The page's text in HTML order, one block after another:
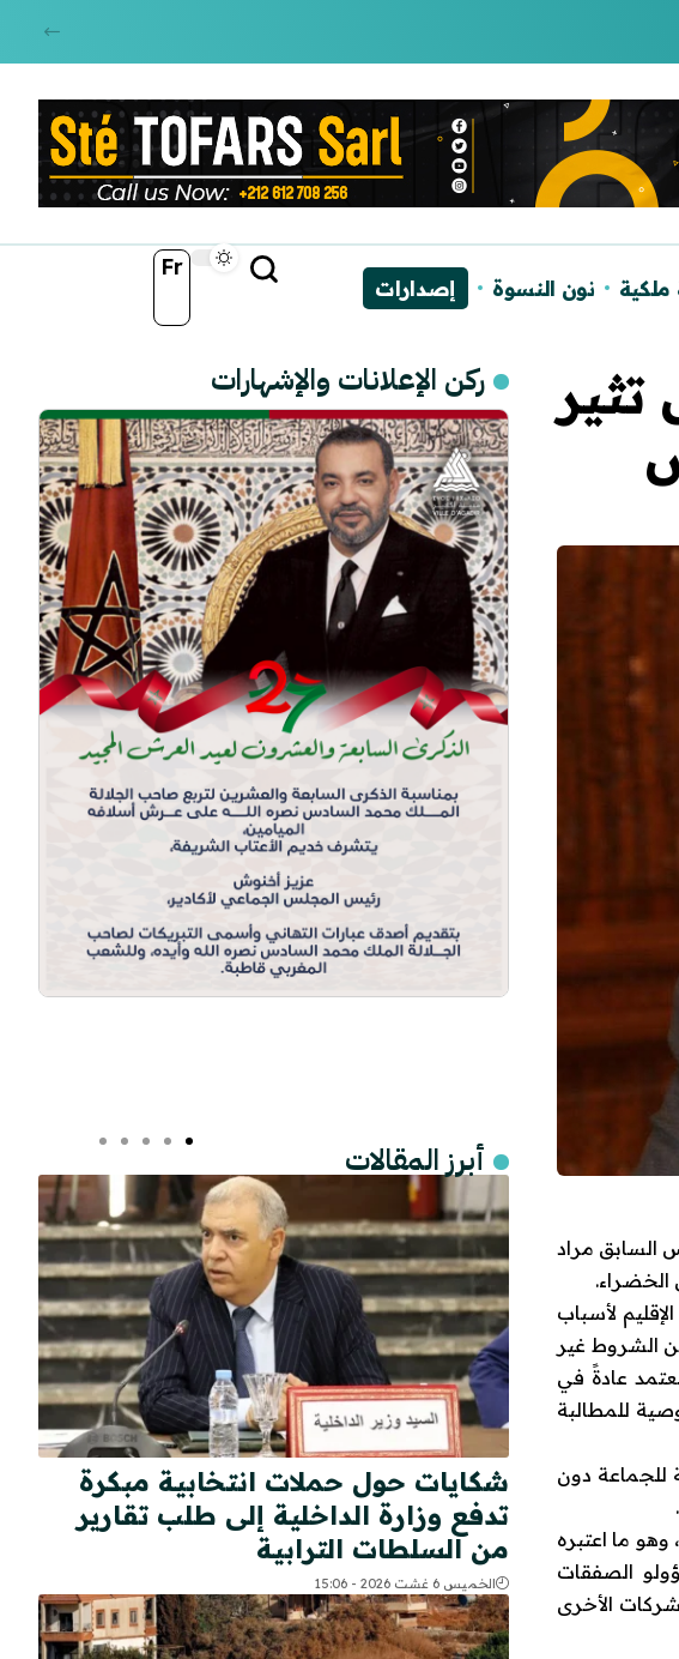
Fr
نون النسوة إصدارات
السابق مراد
عامل الإقليم لأسباب
الشروط غير
سنة، وهو معيار غير معتمد عادةً في
للمطالبة
للجماعة دون
ما اعتبره
الصفقات
الأخرى
ركن الإعلانات والإشهارات
أبرز المقالات
شكايات حول حملات انتخابية مبكرة
تدفع وزارة الداخلية إلى طلب تقارير
من السلطات الترابية
الخميس 6 غشت 2026 - 15:06